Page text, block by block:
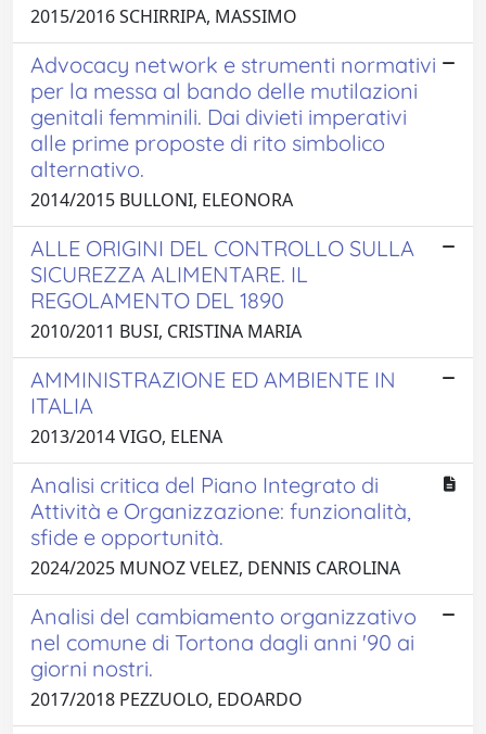
2015/2016 SCHIRRIPA, MASSIMO
Advocacy network e strumenti normativi
per la messa al bando delle mutilazioni
genitali femminili. Dai divieti imperativi
alle prime proposte di rito simbolico
alternativo.
2014/2015 BULLONI, ELEONORA
ALLE ORIGINI DEL CONTROLLO SULLA
SICUREZZA ALIMENTARE. IL
REGOLAMENTO DEL 1890
2010/2011 BUSI, CRISTINA MARIA
AMMINISTRAZIONE ED AMBIENTE IN
ITALIA
2013/2014 VIGO, ELENA
Analisi critica del Piano Integrato di
Attività e Organizzazione: funzionalità,
sfide e opportunità.
2024/2025 MUNOZ VELEZ, DENNIS CAROLINA
Analisi del cambiamento organizzativo
nel comune di Tortona dagli anni '90 ai
giorni nostri.
2017/2018 PEZZUOLO, EDOARDO